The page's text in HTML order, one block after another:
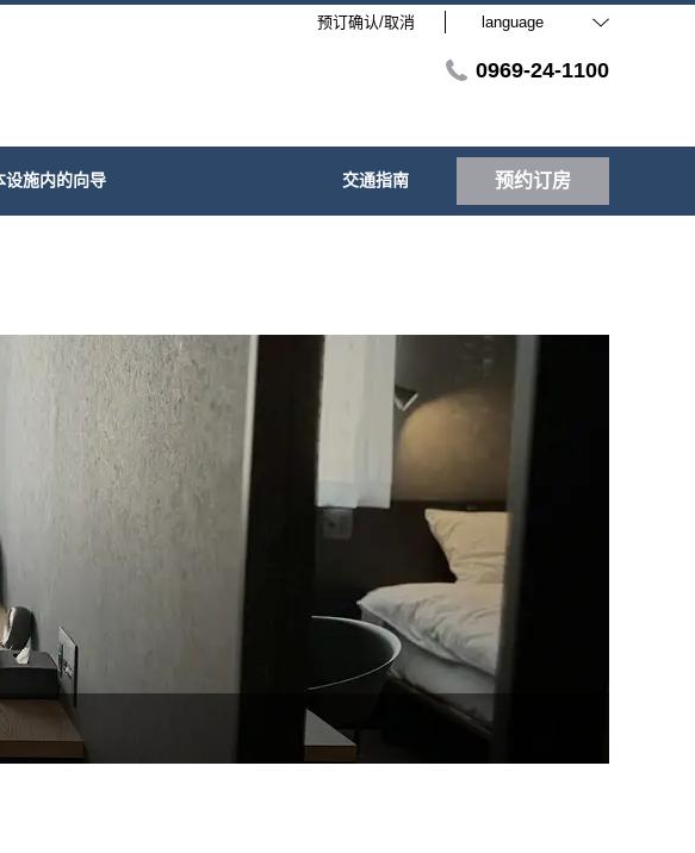
预订确认/取消 language
0969-24-1100
设施内的向导 交通指南 预约订房